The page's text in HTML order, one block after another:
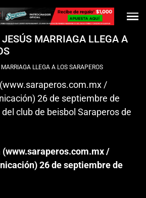
MARRIAGA LLEGA A
/
26 de septiembre de
club de beisbol Saraperos de
(www.saraperos.com.mx/
26 de septiembre de